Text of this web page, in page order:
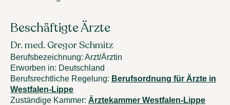
Beschäftigte Ärzte
Dr. med. Gregor Schmitz
Berufsbezeichnung: Arzt/Ärztin
Erworben in: Deutschland
Berufsrechtliche Regelung: Berufsordnung für Ärzte in
Westfalen-Lippe
Zuständige Kammer: Ärztekammer Westfalen-Lippe